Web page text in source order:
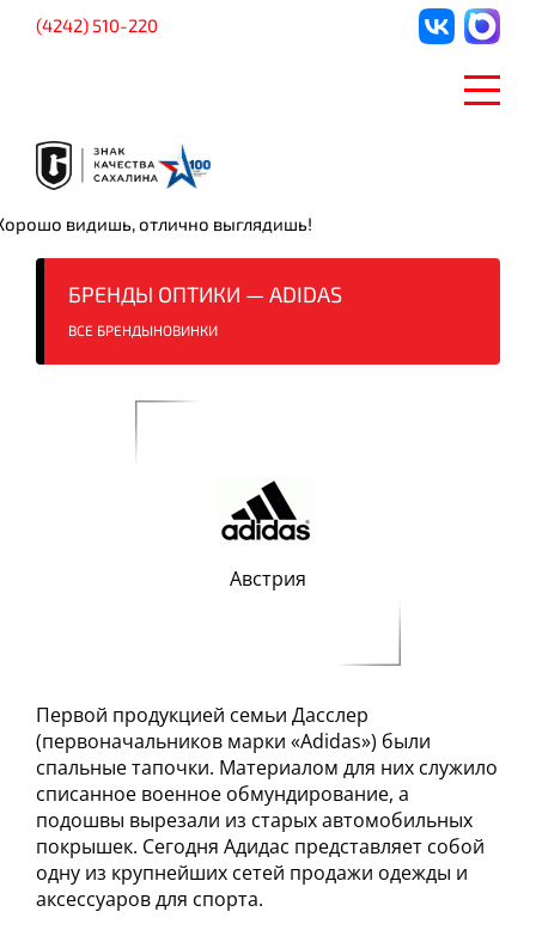
видишь, отлично выглядишь!
(4242) 510-220
БРЕНДЫ ОПТИКИ — ADIDAS
ВСЕ БРЕНДЫНОВИНКИ
Австрия
Первой продукцией семьи Дасслер
(первоначальников марки «Adidas») были
спальные тапочки. Материалом для них служило
списанное военное обмундирование, а
подошвы вырезали из старых автомобильных
покрышек. Сегодня Адидас представляет собой
одну из крупнейших сетей продажи одежды и
аксессуаров для спорта.